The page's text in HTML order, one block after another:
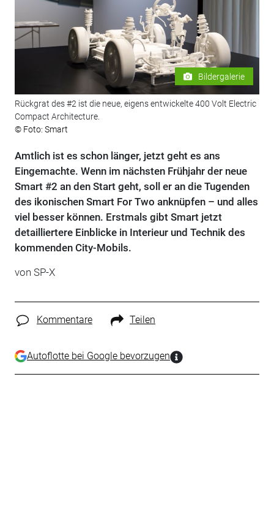
Bildergalerie
Rückgrat des #2 ist die neue, eigens entwickelte 400 Volt Electric
Compact Architecture.
© Foto: Smart
Amtlich ist es schon länger, jetzt geht es ans
Eingemachte. Wenn im nächsten Frühjahr der neue
Smart #2 an den Start geht, soll er an die Tugenden
des ikonischen Smart For Two anknüpfen – und alles
viel besser können. Erstmals gibt Smart jetzt
detailliertere Einblicke in Interieur und Technik des
kommenden City-Mobils.
von SP-X
Kommentare Teilen
Autoflotte bei Google bevorzugen